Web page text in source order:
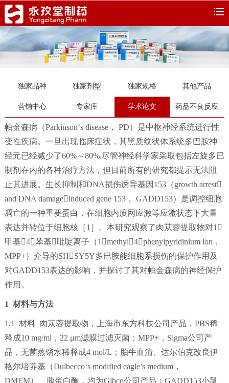
独家品种 独家剂型 独家规格 其他产品
营销中心 专家库 学术论文 药品不良反应
帕金森病（Parkinson‘s disease， PD）是中枢神经系统进行性
变性疾病。一旦出现临床症状，其黑质纹状体系统多巴胺神
经元已经减少了60%～80%.尽管神经科学家采取包括左旋多巴
制剂在内的各种治疗方法，但目前所有的研究都提示无法阻
止其进展。生长抑制和DNA损伤诱导基因153（growth arrest
and DNA damageinduced gene 153， GADD153）是调控细胞
凋亡的一种重要蛋白，在细胞内质网应激等应激状态下大量
表达并转位于细胞核［1］。本研究观察了肉苁蓉提取物对1
甲基4苯基吡啶离子（1methyl4phenylpyridinium ion，
MPP+）介导的SHSY5Y多巴胺能细胞系损伤的保护作用及
对GADD153表达的影响，并探讨了其对帕金森病的神经保护
作用。
1 材料与方法
1.1 材料 肉苁蓉提取物，上海市东方科技公司产品，PBS稀
释成10 mg/ml，22 μm滤膜过滤灭菌；MPP+，Sigma公司产
品，无菌蒸馏水稀释成4 mol/L；胎牛血清、达尔伯克改良伊
格尔培养基（Dulbecco‘s modified eagle’s medium，
DMEM）、胰蛋白酶，均为Gibco公司产品；GADD153小鼠